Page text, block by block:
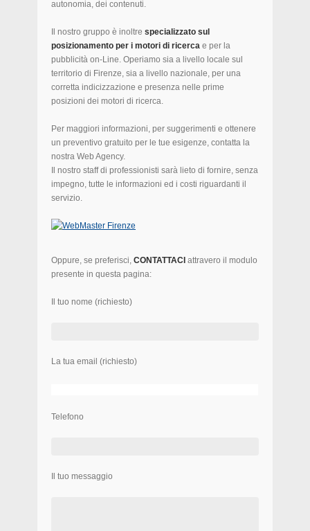
autonomia, dei contenuti.
Il nostro gruppo è inoltre specializzato sul
posizionamento per i motori di ricerca e per la
pubblicità on-Line. Operiamo sia a livello locale sul
territorio di Firenze, sia a livello nazionale, per una
corretta indicizzazione e presenza nelle prime
posizioni dei motori di ricerca.
Per maggiori informazioni, per suggerimenti e ottenere
un preventivo gratuito per le tue esigenze, contatta la
nostra Web Agency.
Il nostro staff di professionisti sarà lieto di fornire, senza
impegno, tutte le informazioni ed i costi riguardanti il
servizio.
Oppure, se preferisci, CONTATTACI attravero il modulo
presente in questa pagina:
Il tuo nome (richiesto)
La tua email (richiesto)
Telefono
Il tuo messaggio